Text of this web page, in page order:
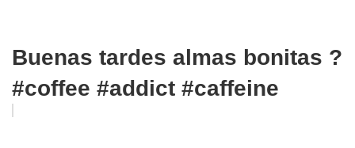
Buenas tardes almas bonitas ?
#coffee #addict #caffeine